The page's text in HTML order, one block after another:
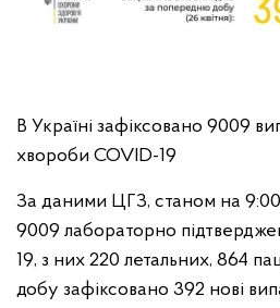
В Україні зафіксовано 9009
хвороби COVID-19
За даними ЦГЗ, станом на 9:00
9009 лабораторно
19, з них 220 летальних, 864
добу зафіксовано 392 нові